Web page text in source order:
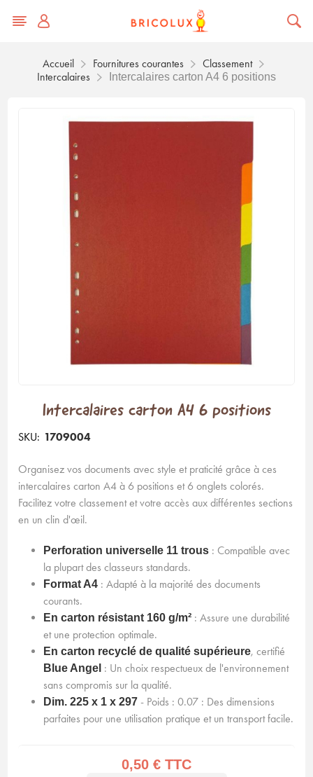
Accueil Fournitures courantes
Classement
Intercalaires
Intercalaires carton A4 6 positions
Intercalaires carton A4 6 positions
SKU: 1709004
Organisez vos documents avec style et praticité grâce à ces
intercalaires carton A4 à 6 positions et 6 onglets colorés.
Facilitez votre classement et votre accès aux différentes sections
en un clin d'œil.
Perforation universelle 11 trous : Compatible avec
la plupart des classeurs standards.
Format A4 : Adapté à la majorité des documents
courants.
En carton résistant 160 g/m² : Assure une durabilité
et une protection optimale.
En carton recyclé de qualité supérieure, certifié
Blue Angel : Un choix respectueux de l'environnement
sans compromis sur la qualité.
Dim. 225 x 1 x 297 - Poids : 0.07 : Des dimensions
parfaites pour une utilisation pratique et un transport facile.
0,50 € TTC